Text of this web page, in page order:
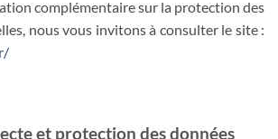
complémentaire sur la protection des
nous vous invitons à consulter le site :
et protection des données